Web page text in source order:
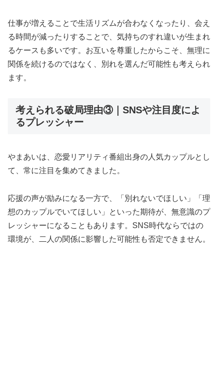
仕事が増えることで生活リズムが合わなくなったり、会え
る時間が減ったりすることで、気持ちのすれ違いが生まれ
るケースも多いです。お互いを尊重したからこそ、無理に
関係を続けるのではなく、別れを選んだ可能性も考えられ
ます。
考えられる破局理由③｜SNSや注目度によ
るプレッシャー
やまあいは、恋愛リアリティ番組出身の人気カップルとし
て、常に注目を集めてきました。
応援の声が励みになる一方で、「別れないでほしい」「理
想のカップルでいてほしい」といった期待が、無意識のプ
レッシャーになることもあります。SNS時代ならではの
環境が、二人の関係に影響した可能性も否定できません。